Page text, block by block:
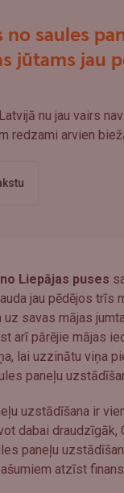
saules
jūtams jau
nu jau vairs
redzami arvien
Liepājas puses
jau pēdējos trīs
savas mājas
arī pārējie mājas
lai uzzinātu viņa
paneļu
uzstādīšana ir
dabai draudzīgāk,
paneļu
atzīst